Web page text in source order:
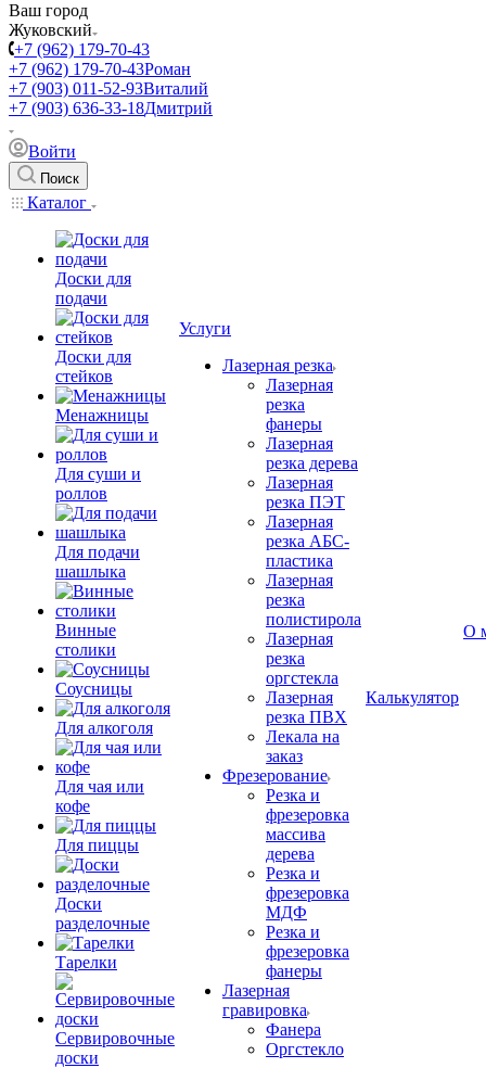
Ваш город
Жуковский
+7 (962) 179-70-43
+7 (962) 179-70-43Роман
+7 (903) 011-52-93Виталий
+7 (903) 636-33-18Дмитрий
Войти
Поиск
Каталог
Доски для
подачи
Доски для
стейков
Менажницы
Для суши и
роллов
Для подачи
шашлыка
Винные
столики
Соусницы
Для алкоголя
Для чая или
кофе
Для пиццы
Доски
разделочные
Тарелки
Сервировочные
доски
Услуги
Лазерная резка
Лазерная
резка
фанеры
Лазерная
резка дерева
Лазерная
резка ПЭТ
Лазерная
резка АБС-
пластика
Лазерная
резка
полистирола
Лазерная
резка
оргстекла
Лазерная
резка ПВХ
Лекала на
заказ
Фрезерование
Резка и
фрезеровка
массива
дерева
Резка и
фрезеровка
МДФ
Резка и
фрезеровка
фанеры
Лазерная
гравировка
Фанера
Орг­стек­ло
Калькулятор
О